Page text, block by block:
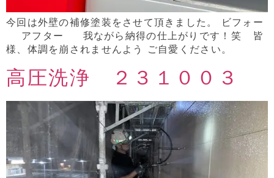
今回は外壁の補修塗装をさせて頂きました。 ビフォー
アフター 我ながら納得の仕上がりです！笑 皆
様、体調を崩されませんよう ご自愛ください。
高圧洗浄 ２３１００３